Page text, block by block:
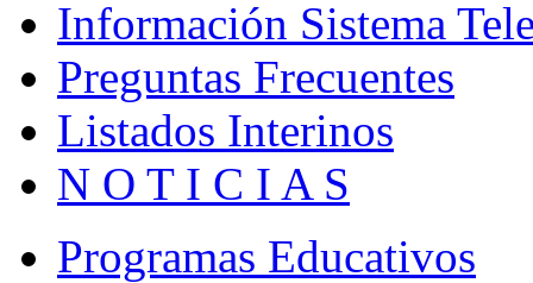
Información Sistema
Preguntas Frecuentes
Listados Interinos
N O T I C I A S
Programas Educativos